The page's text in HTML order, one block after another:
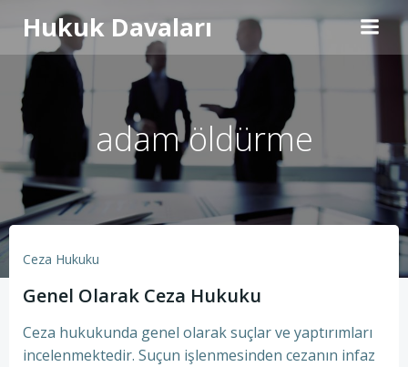
geç
Hukuk Davaları
adam öldürme
Ceza Hukuku
Genel Olarak Ceza Hukuku
Ceza hukukunda genel olarak suçlar ve yaptırımları
incelenmektedir. Suçun işlenmesinden cezanın infaz